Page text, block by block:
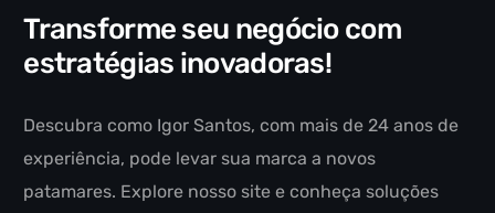
Transforme seu negócio com
estratégias inovadoras!
Descubra como Igor Santos, com mais de 24 anos de
experiência, pode levar sua marca a novos
patamares. Explore nosso site e conheça soluções